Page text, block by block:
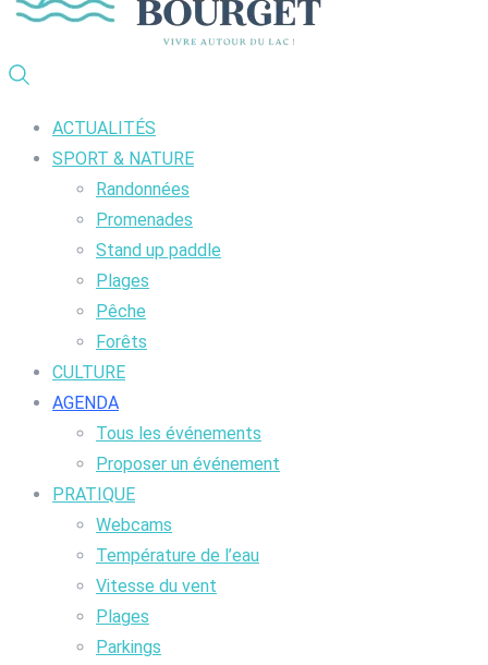
ACTUALITÉS
SPORT & NATURE
Randonnées
Promenades
Stand up paddle
Plages
Pêche
Forêts
CULTURE
AGENDA
Tous les événements
Proposer un événement
PRATIQUE
Webcams
Température de l’eau
Vitesse du vent
Plages
Parkings